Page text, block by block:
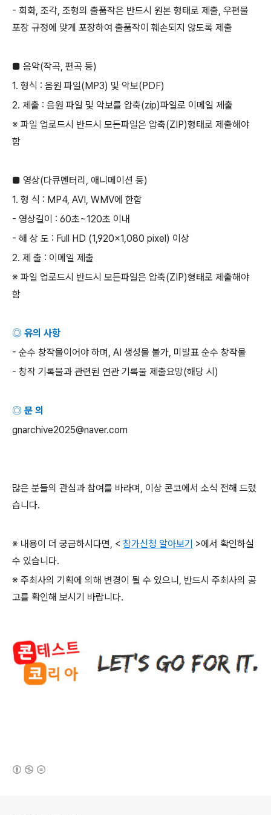
- 회화, 조각, 조형의 출품작은 반드시 원본 형태로 제출, 우편물
포장 규정에 맞게 포장하여 출품작이 훼손되지 않도록 제출
■ 음악(작곡, 편곡 등)
1. 형식 : 음원 파일(MP3) 및 악보(PDF)
2. 제출 : 음원 파일 및 악보를 압축(zip)파일로 이메일 제출
※ 파일 업로드시 반드시 모든파일은 압축(ZIP)형태로 제출해야
함
■ 영상(다큐멘터리 , 애니메이션 등)
1. 형 식 : MP4, AVI, WMV에 한함
- 영상길이 : 60초~120초 이내
- 해 상 도 : Full HD (1,920×1,080 pixel) 이상
2. 제 출 : 이메일 제출
※ 파일 업로드시 반드시 모든파일은 압축(ZIP)형태로 제출해야
함
◎ 유의 사항
- 순수 창작물이어야 하며, AI 생성물 불가, 미발표 순수 창작물
- 창작 기록물과 관련된 연관 기록물 제출요망(해당 시 )
◎ 문 의
gnarchive2025@naver.com
많은 분들의 관심과 참여를 바라며, 이상 콘코에서 소식 전해 드렸
습니다.
※ 내용이 더 궁금하시다면, < 참가신청 알아보기 >에서 확인하실
수 있습니다.
※ 주최사의 기획에 의해 변경이 될 수 있으니 , 반드시 주최사의 공
고를 확인해 보시기 바랍니다.